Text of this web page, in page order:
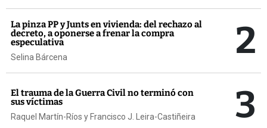
La pinza PP y Junts en vivienda: del rechazo al
decreto, a oponerse a frenar la compra
especulativa
Selina Bárcena 2
El trauma de la Guerra Civil no terminó con
sus víctimas
Raquel Martín-Ríos y Francisco J. Leira-Castiñeira 3